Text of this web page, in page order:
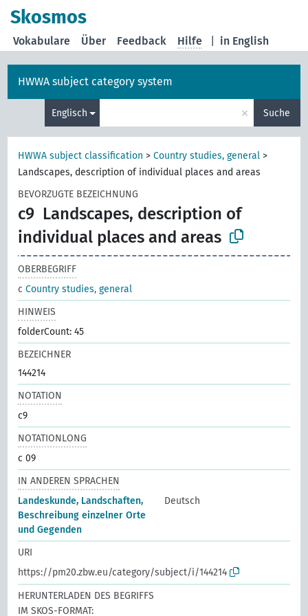
Skosmos
in English
Vokabulare Über Feedback Hilfe
HWWA subject category system
Englisch × Suche
HWWA subject classification >Country studies, general >
Landscapes, description of individual places and areas
BEVORZUGTE BEZEICHNUNG
c9 Landscapes, description of
individual places and areas
OBERBEGRIFF
cCountry studies, general
HINWEIS
folderCount: 45
BEZEICHNER
144214
NOTATION
c9
NOTATIONLONG
c 09
IN ANDEREN SPRACHEN
Landeskunde, Landschaften,
Beschreibung einzelner Orte
und Gegenden
Deutsch
URI
https://pm20.zbw.eu/category/subject/i/144214
HERUNTERLADEN DES BEGRIFFS
IM SKOS-FORMAT: